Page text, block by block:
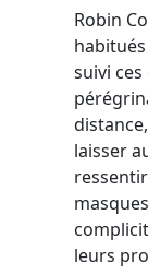
Robin
suivi
laisser
leurs